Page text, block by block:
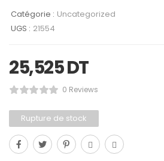
Catégorie : Uncategorized
UGS : 21554
25,525DT
0 Reviews
Rupture de stock